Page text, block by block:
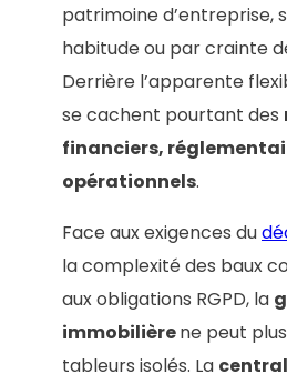
patrimoine d’entreprise,
habitude ou par crainte
Derrière l’apparente
se cachent pourtant des
financiers,
opérationnels.
Face aux exigences du
la complexité des baux
aux obligations RGPD, la
immobilièrene peut
tableurs isolés. La